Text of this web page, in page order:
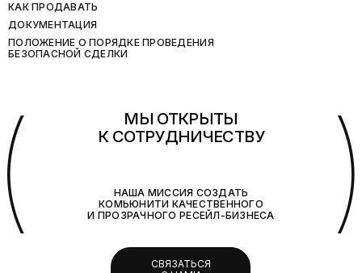
КАК ПРОДАВАТЬ
ДОКУМЕНТАЦИЯ
ПОЛОЖЕНИЕ О ПОРЯДКЕ ПРОВЕДЕНИЯ
БЕЗОПАСНОЙ СДЕЛКИ
МЫ ОТКРЫТЫ
К СОТРУДНИЧЕСТВУ
НАША МИССИЯ СОЗДАТЬ
КОМЬЮНИТИ КАЧЕСТВЕННОГО
И ПРОЗРАЧНОГО РЕСЕЙЛ-БИЗНЕСА
СВЯЗАТЬСЯ